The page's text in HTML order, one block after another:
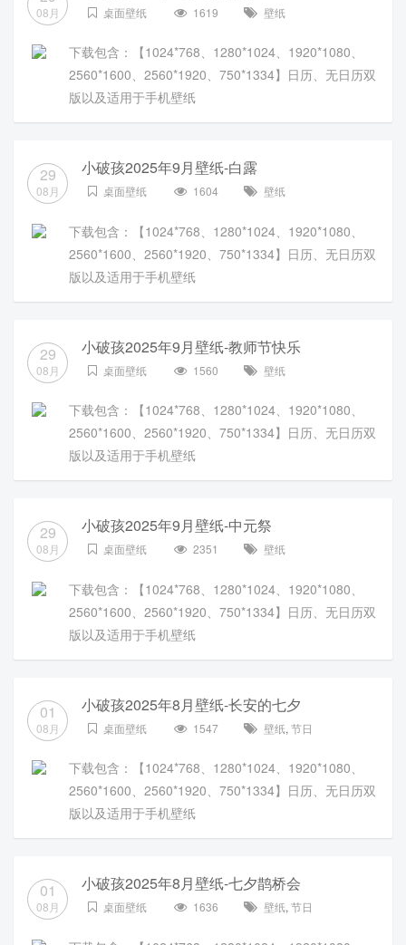
08月 桌面壁纸 1619 壁纸
下载包含：【1024*768、1280*1024、1920*1080、
2560*1600、2560*1920、750*1334】日历、无日历双
版以及适用于手机壁纸
29
08月
小破孩2025年9月壁纸-白露
桌面壁纸 1604 壁纸
下载包含：【1024*768、1280*1024、1920*1080、
2560*1600、2560*1920、750*1334】日历、无日历双
版以及适用于手机壁纸
29
08月
小破孩2025年9月壁纸-教师节快乐
桌面壁纸 1560 壁纸
下载包含：【1024*768、1280*1024、1920*1080、
2560*1600、2560*1920、750*1334】日历、无日历双
版以及适用于手机壁纸
29
08月
小破孩2025年9月壁纸-中元祭
桌面壁纸 2351 壁纸
下载包含：【1024*768、1280*1024、1920*1080、
2560*1600、2560*1920、750*1334】日历、无日历双
版以及适用于手机壁纸
01
08月
小破孩2025年8月壁纸-长安的七夕
桌面壁纸 1547 壁纸, 节日
下载包含：【1024*768、1280*1024、1920*1080、
2560*1600、2560*1920、750*1334】日历、无日历双
版以及适用于手机壁纸
01
08月
小破孩2025年8月壁纸-七夕鹊桥会
桌面壁纸 1636 壁纸, 节日